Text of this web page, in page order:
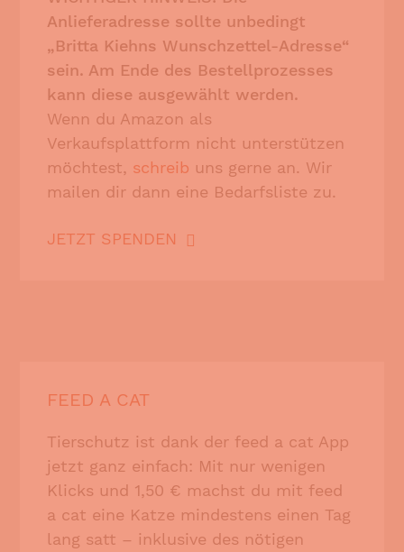
Anlieferadresse sollte unbedingt
„Britta Kiehns Wunschzettel-Adresse“
sein. Am Ende des Bestellprozesses
kann diese ausgewählt werden.
Wenn du Amazon als
Verkaufsplattform nicht unterstützen
möchtest, schreib uns gerne an. Wir
mailen dir dann eine Bedarfsliste zu.
JETZT SPENDEN
FEED A CAT
Tierschutz ist dank der feed a cat App
jetzt ganz einfach: Mit nur wenigen
Klicks und 1,50 € machst du mit feed
a cat eine Katze mindestens einen Tag
lang satt – inklusive des nötigen